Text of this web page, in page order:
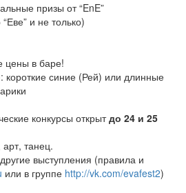
призы от “EnE”
и не только)
цены в баре!
синие (Рей) или длинные
конкурсы открытдо 24 и 25
танец.
выступления (правила и
или в группе http://vk.com/evafest2)